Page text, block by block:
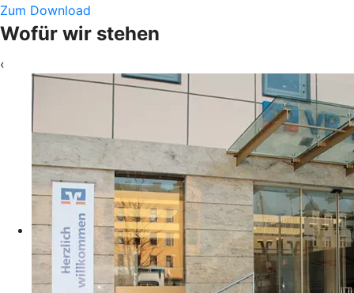
Zum Download
Wofür wir stehen
‹